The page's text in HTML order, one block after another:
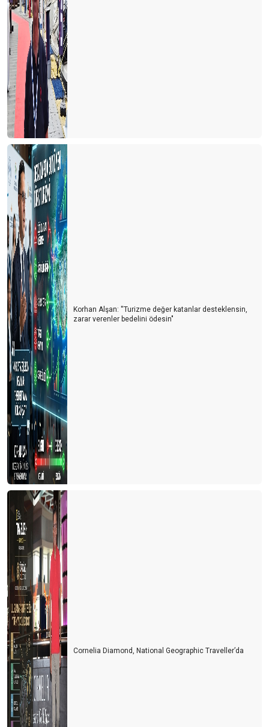
Korhan Alşan: ''Turizme değer katanlar desteklensin,
zarar verenler bedelini ödesin"
Cornelia Diamond, National Geographic Traveller’da